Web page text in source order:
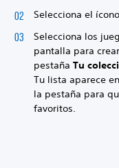
Selecciona el ícono
Selecciona los
pantalla para
pestaña Tu
Tu lista aparece
la pestaña para
favoritos.